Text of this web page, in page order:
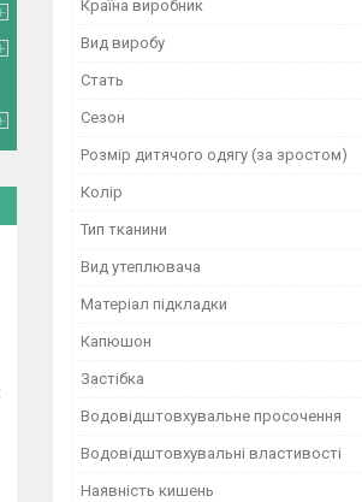
Країна виробник
Вид виробу
Стать
Сезон
Розмір дитячого одягу (за зростом)
Колір
Тип тканини
Вид утеплювача
Матеріал підкладки
Капюшон
Застібка
Водовідштовхувальне просочення
Водовідштовхувальні властивості
Наявність кишень